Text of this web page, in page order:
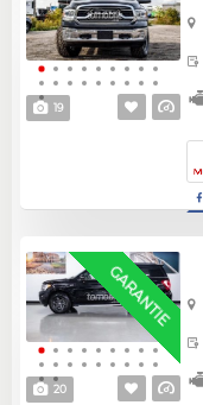
19
20
GARANTIE